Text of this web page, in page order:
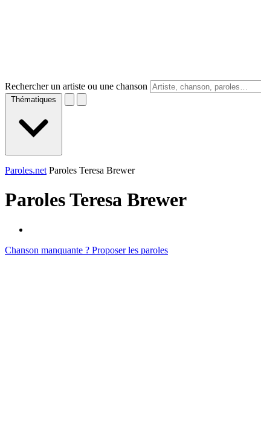
Rechercher un artiste ou une chanson
Thématiques
Paroles.net Paroles Teresa Brewer
ParolesTeresa Brewer
Chanson manquante ? Proposer les paroles